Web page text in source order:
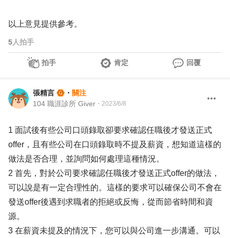
以上意見提供參考。
5人拍手
拍手 肯定 回覆
張精言 ・ 關注
104 職涯診所 Giver ・ 2023/6/8
1 面試後有些公司口頭錄取卻要求確認任職後才發送正式
offer，且有些公司在口頭錄取時不提及薪資，想知道這樣的
做法是否合理，並詢問如何處理這種情況。
2 首先，對於公司要求確認任職後才發送正式offer的做法，
可以說是有一定合理性的。這樣的要求可以確保公司不會在
發送offer後遇到求職者的拒絕或反悔，從而節省時間和資
源。
3 在薪資未提及的情況下，您可以與公司進一步溝通。可以